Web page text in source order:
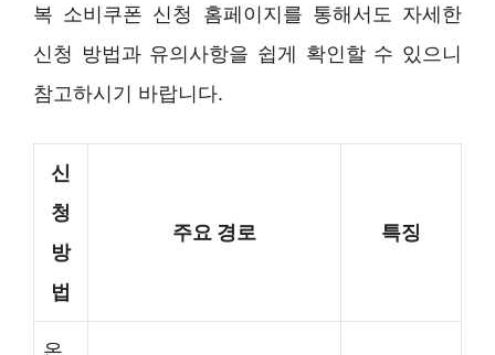
복 소비쿠폰 신청 홈페이지를 통해서도 자세한
신청 방법과 유의사항을 쉽게 확인할 수 있으니
참고하시기 바랍니다.
신
청
방
법
주요 경로 특징
온